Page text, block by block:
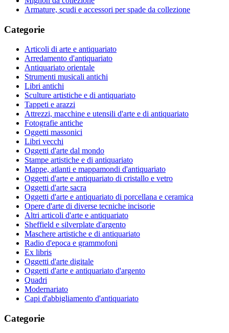
Armature, scudi e accessori per spade da collezione
Categorie
Articoli di arte e antiquariato
Arredamento d'antiquariato
Antiquariato orientale
Strumenti musicali antichi
Libri antichi
Sculture artistiche e di antiquariato
Tappeti e arazzi
Attrezzi, macchine e utensili d'arte e di antiquariato
Fotografie antiche
Oggetti massonici
Libri vecchi
Oggetti d'arte dal mondo
Stampe artistiche e di antiquariato
Mappe, atlanti e mappamondi d'antiquariato
Oggetti d'arte e antiquariato di cristallo e vetro
Oggetti d'arte sacra
Oggetti d'arte e antiquariato di porcellana e ceramica
Opere d'arte di diverse tecniche incisorie
Altri articoli d'arte e antiquariato
Sheffield e silverplate d'argento
Maschere artistiche e di antiquariato
Radio d'epoca e grammofoni
Ex libris
Oggetti d'arte digitale
Oggetti d'arte e antiquariato d'argento
Quadri
Modernariato
Capi d'abbigliamento d'antiquariato
Categorie